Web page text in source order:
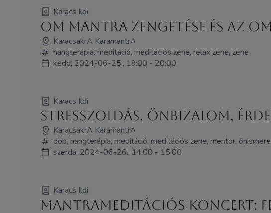
Karacs Ildi
Om mantra zengetése és az
KaracsakrA KaramantrA
hangterápia, meditáció, meditációs zene, relax zene, zene
kedd, 2024-06-25., 19:00 - 20:00
Karacs Ildi
Stresszoldás, önbizalom,
KaracsakrA KaramantrA
dob, hangterápia, meditáció, meditációs zene, mentor,
szerda, 2024-06-26., 14:00 - 15:00
Karacs Ildi
Mantrameditációs koncert: